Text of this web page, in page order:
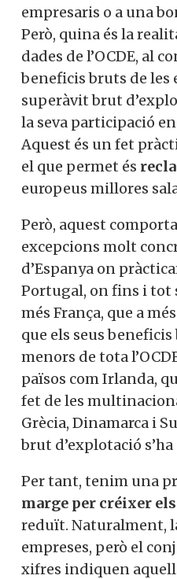
empresaris o a una
Però, quina és la
dades de l’OCDE, al
beneficis bruts de les
superàvit brut
la seva participació en
Aquest és un fet
el que permet és
europeus millores
Però, aquest
excepcions molt
d’Espanya on
Portugal, on fins i tot
més França, que a
que els seus
menors de tota
països com Irlanda,
fet de les
Grècia, Dinamarca i
brut d’explotació
Per tant, tenim una
marge per créixer
reduït. Naturalment,
empreses, però el
xifres indiquen